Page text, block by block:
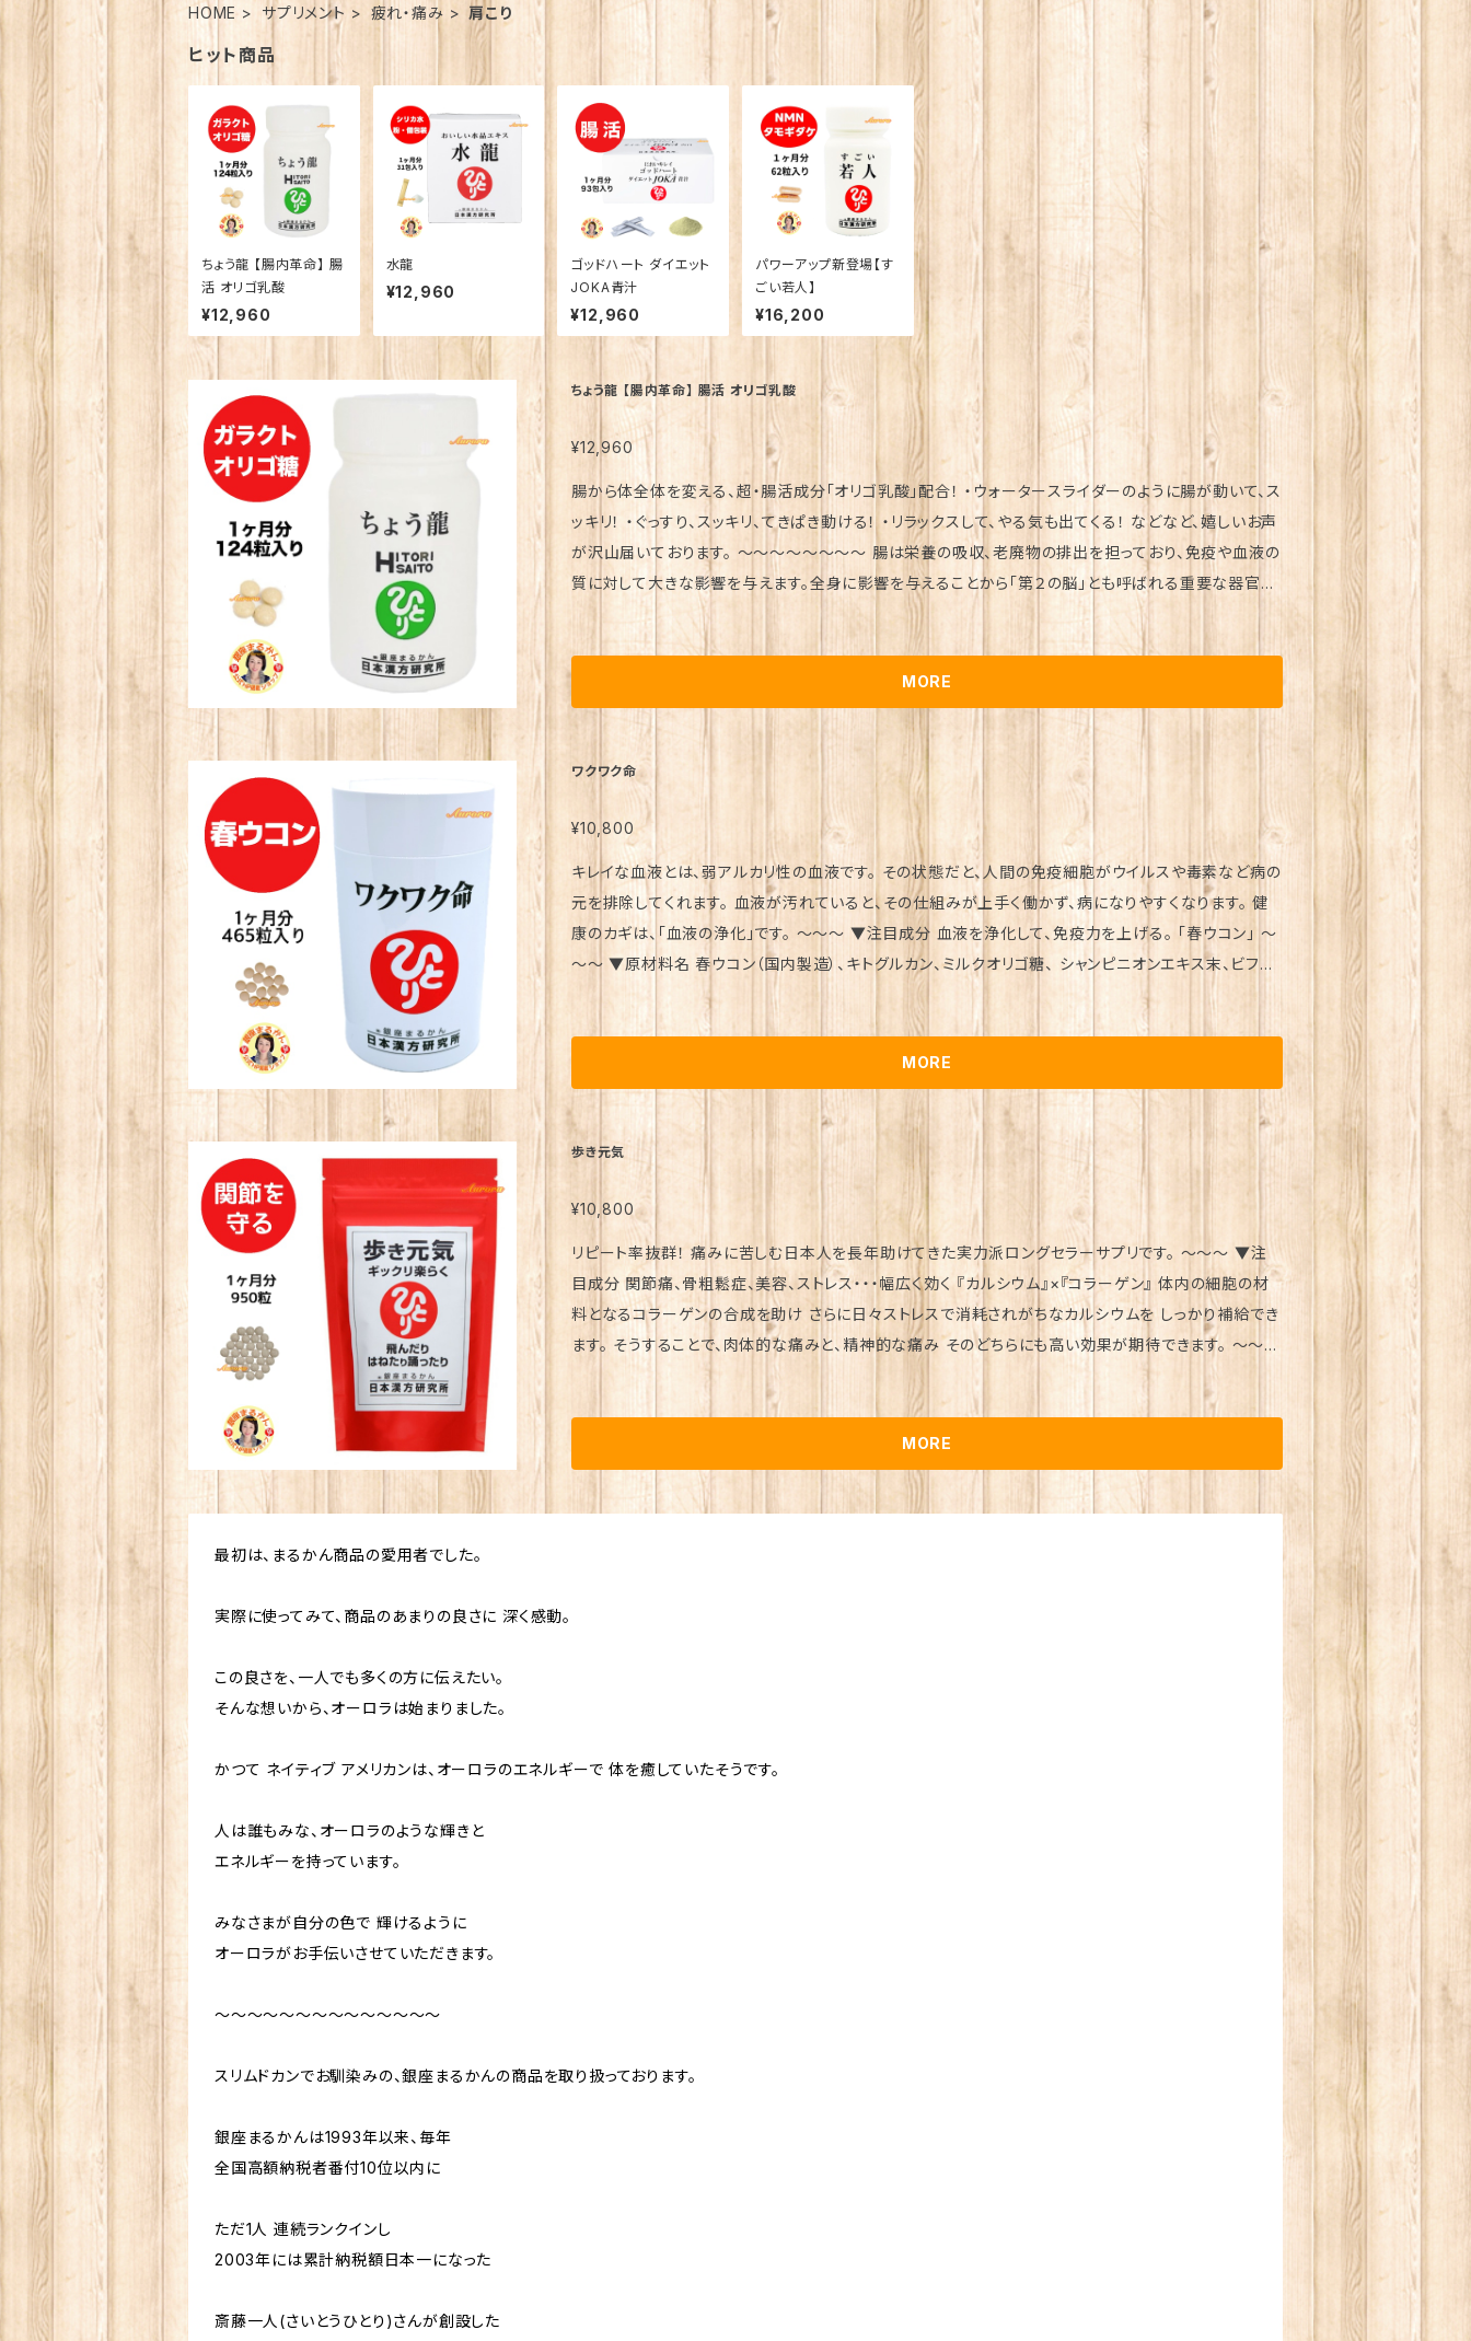
HOME サプリメント 疲れ・痛み 肩こり
ヒット商品
ちょう龍 【腸内革命】 腸
活 オリゴ乳酸
¥12,960
水龍
¥12,960
ゴッドハート ダイエット
JOKA青汁
¥12,960
パワーアップ新登場【す
ごい若人】
¥16,200
ちょう龍 【腸内革命】 腸活 オリゴ乳酸
¥12,960
腸から体全体を変える、超・腸活成分「オリゴ乳酸」配合！ ・ウォータースライダーのように腸が動いて、ス
ッキリ！ ・ぐっすり、スッキリ、てきぱき動ける！ ・リラックスして、やる気も出てくる！ などなど、嬉しいお声
が沢山届いております。 ～～～～～～～～ 腸は栄養の吸収、老廃物の排出を担っており、免疫や血液の
質に対して大きな影響を与えます。全身に影響を与えることから「第２の脳」とも呼ばれる重要な器官で
す。 そんな腸をキレイにするために「善玉菌を取る」「善玉菌の餌になる食物繊維などを取る」などの方
法が一般的に行われます。 しかし腸内細菌のバランスは指紋と同じで１人１人違いますので、その成分
が合う人もいれば合わない人もいます。ですが「オリゴ乳酸」はどんな人の腸でも完全に働くことができ
るスゴイ成分です♪ ～～～～～～～～ ▼原材料名 ガラクトオリゴ糖粉末(国内製造)、難消化性デキス
トリン、デキストリン、オリーブ果実エキス、バコバモニエラ抽出物、乳酸菌生產物質粉末(大豆.乳酸菌)ベ
ニクスノキタケエキス末、トゥルシー抽出物、黒梅・ケイケットウ・ウコン混合エキス、乳酸菌(殺菌)、ユー
グレナ、黒コショウ オイル、ウコンエキス,乳酸、結晶セルロース、ヒマワリレシチン、貝カルシウム、ケルセ
チン、加工デンプン、ショ糖脂肪酸エステル、微粒二酸化ケイ素、(原材料の一部に大豆、乳を含む) ～～
～～～～～～ ▼内容量 124粒（約1ヶ月分） 発売元 （株）銀座まるかん日本漢方研究所 製造販売元
(株)プロティア 販売事業者名 銀座まるかん専門店オーロラ 代表 篠澤貴美枝 ～ 使用上のご注意 ～
● 原材料を確認の上、食物アレルギーある方は お召し上がりにならないでください。 ● 体質に合わな
い場合は、ご利用を中止してください。 ● 小さなお子様の手の届かないところに保管してください。 ●
妊娠中、授乳中、薬を服用されている方、通院中の方は医師に相談の上、ご利用ください。 食生活は、主
食、主菜、副菜を基本に、食事のバランスを。 ※効果には個人差があります。 斎藤一人 さいとうひとり
斉藤一人 ひとりさん 銀座まるかん まるかん 公式ショップ 正規店 正規品 専門店 日本漢方研究所 月
間優良ショップ オンライン ショップ サプリ サプリメント 健康食品 元気 キレイ 美容 生活習慣 老化 喫
煙 飲酒 栄養不足 ストレス 紫外線 食品添加物 ペット 陽性 陰性 体質 波動 因果 解消 浄化 神的配合
八大龍王 水晶 ポイント 龍眼 愛弟子 柴村恵美子 宮本真由美 舛岡はなゑ みっちゃん先生 芦川裕子
千葉純一 宇野信行 遠藤忠夫 金龍 水素 スイソムリエ 近未来メイクアドバイザー 美開運メイクアップ
アーティスト 大宇宙エネルギー療法 天国言葉 歩き元気 ひざこし命 青汁酢 パニウツ元気 ワカスギー
MORE
ワクワク命
¥10,800
キレイな血液とは、弱アルカリ性の血液です。 その状態だと、人間の免疫細胞がウイルスや毒素など病の
元を排除してくれます。 血液が汚れていると、その仕組みが上手く働かず、病になりやすくなります。 健
康のカギは、「血液の浄化」です。 ～～～ ▼注目成分 血液を浄化して、免疫力を上げる。 「春ウコン」 ～
～～ ▼原材料名 春ウコン（国内製造）、キトグルカン、ミルクオリゴ糖、 シャンピニオンエキス末、ビフィ
ズス菌末（乳成分を含む）/ 結晶セルロース、ショ糖脂肪酸エステル、二酸化ケイ素 ～～～ ▼免疫力を
最大限にまで引き上げる！ 『ワクワク命』 価格 10,000円（税別） 内容量 465粒（約1ヵ月分） ※1
ロティア 販売事業者名 銀座まるかん専門店オーロラ 代表 篠澤貴美枝 ～ 使用上のご注意 ～ ● 原
材料を確認の上、食物アレルギーある方は お召し上がりにならないでください。 ● 体質に合わない場
合は、ご利用を中止してください。 ● 小さなお子様の手の届かないところに保管してください。 ● 妊娠
中、授乳中、薬を服用されている方、通院中の方は医師に相談の上、ご利用ください。 食生活は、主食、主
菜、副菜を基本に、食事のバランスを。 ※効果には個人差があります。 斎藤一人 さいとうひとり 斉藤一
人 ひとりさん 銀座まるかん まるかん 公式ショップ 正規店 正規品 専門店 日本漢方研究所 月間優良
ショップ オンライン ショップ サプリ サプリメント 健康食品 元気 キレイ 美容 生活習慣 老化 喫煙 飲酒
栄養不足 ストレス 紫外線 食品添加物 ペット 陽性 陰性 体質 波動 因果 解消 浄化 神的配合 八大龍
王 水晶 ポイント 龍眼 愛弟子 柴村恵美子 宮本真由美 舛岡はなゑ みっちゃん先生 芦川裕子 千葉純
一 宇野信行 遠藤忠夫 金龍 水素 スイソムリエ 近未来メイクアドバイザー 美開運メイクアップアーティ
スト 大宇宙エネルギー療法 天国言葉 歩き元気 ひざこし命 青汁酢 パニウツ元気 ワカスギール
MORE
歩き元気
¥10,800
リピート率抜群！ 痛みに苦しむ日本人を長年助けてきた実力派ロングセラーサプリです。 ～～～ ▼注
目成分 関節痛、骨粗鬆症、美容、ストレス・・・幅広く効く 『カルシウム』×『コラーゲン』 体内の細胞の材
料となるコラーゲンの合成を助け さらに日々ストレスで消耗されがちなカルシウムを しっかり補給でき
ます。 そうすることで、肉体的な痛みと、精神的な痛み そのどちらにも高い効果が期待できます。 ～～～
▼原材料名 コラーゲンペプチド、ミルクオリゴ糖、米胚芽抽出物、ヒジキ末、 塩化ナトリウ
ム(自然塩)、サメ軟骨抽出物(コンドロイチン含有)、ビフィズス菌末、明日葉末、グルコサミン(エビ、カニ
別） 内容量 約950粒（約1か月分） ※1日30～60粒を目安にお飲みください。 発売元 （株）銀座まる
かん日本漢方研究所 製造販売元 (株)プロティア 販売事業者名 銀座まるかん専門店オーロラ 代表 篠
なゑ みっちゃん先生 芦川裕子 千葉純一 宇野信行 遠藤忠夫 金龍 水素 スイソムリエ 近未来メイクア
MORE
最初は、まるかん商品の愛用者でした。
実際に使ってみて、商品のあまりの良さに 深く感動。
この良さを、一人でも多くの方に伝えたい。
そんな想いから、オーロラは始まりました。
かつて ネイティブ アメリカンは、オーロラのエネルギーで 体を癒していたそうです。
人は誰もみな、オーロラのような輝きと
エネルギーを持っています。
みなさまが自分の色で 輝けるように
オーロラがお手伝いさせていただきます。
～～～～～～～～～～～～～～
スリムドカンでお馴染みの、銀座まるかんの商品を取り扱っております。
銀座まるかんは1993年以来、毎年
全国高額納税者番付10位以内に
ただ1人 連続ランクインし
2003年には累計納税額日本一になった
斎藤一人(さいとうひとり)さんが創設した